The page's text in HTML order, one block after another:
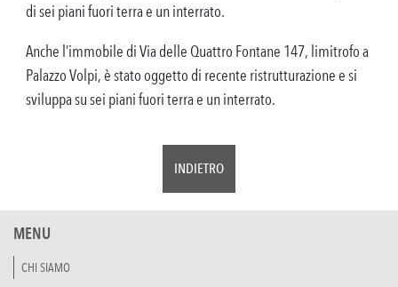
di sei piani fuori terra e un interrato.
Anche l’immobile di Via delle Quattro Fontane 147, limitrofo a
Palazzo Volpi, è stato oggetto di recente ristrutturazione e si
sviluppa su sei piani fuori terra e un interrato.
INDIETRO
MENU
CHI SIAMO